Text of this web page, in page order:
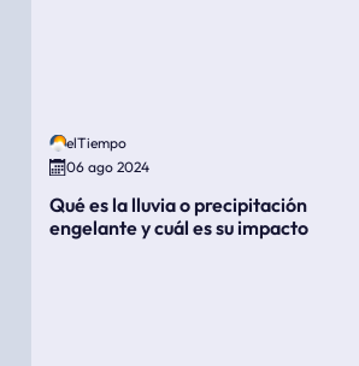
elTiempo
06 ago 2024
Qué es la lluvia o precipitación
engelante y cuál es su impacto